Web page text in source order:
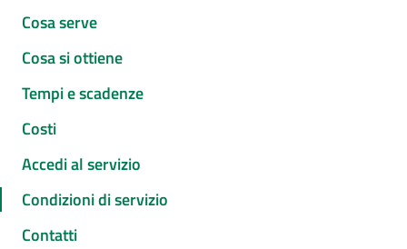
Cosa serve
Cosa si ottiene
Tempi e scadenze
Costi
Accedi al servizio
Condizioni di servizio
Contatti